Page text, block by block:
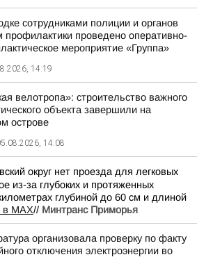
сотрудниками полиции и органов
профилактики проведено оперативно-
мероприятие «Группа»
14:19
велотропа»: строительство важного
объекта завершили на
острове
14:08
округ нет проезда для легковых
из-за глубоких и протяженных
глубиной до 60 см и длиной
в МАХ// Минтранс Приморья
организовала проверку по факту
отключения электроэнергии во